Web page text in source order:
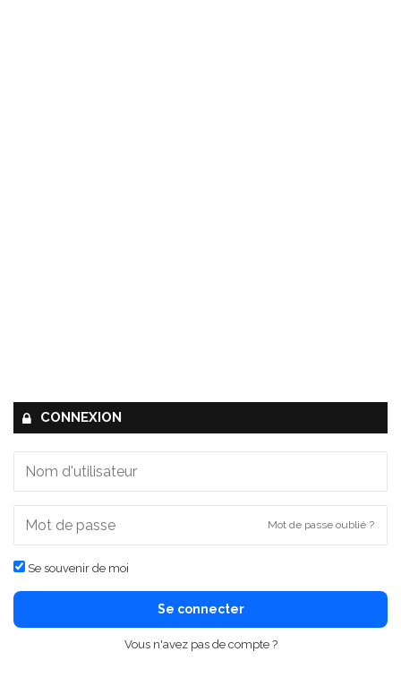
CONNEXION
Mot de passe oublié ?
Se souvenir de moi
Se connecter
Vous n'avez pas de compte ?